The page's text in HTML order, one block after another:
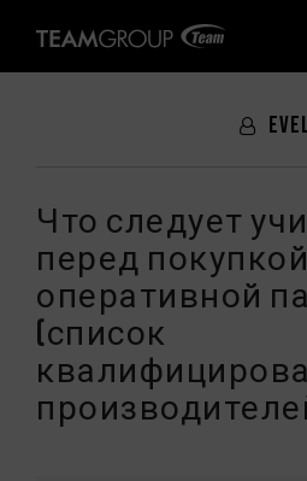
Что следует
перед покупкой
оперативной
(список